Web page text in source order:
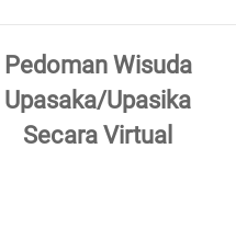
Pedoman Wisuda
Upasaka/Upasika
Secara Virtual